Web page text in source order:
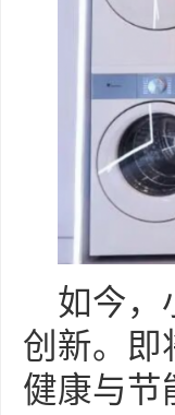
如今，
创新。即
健康与节